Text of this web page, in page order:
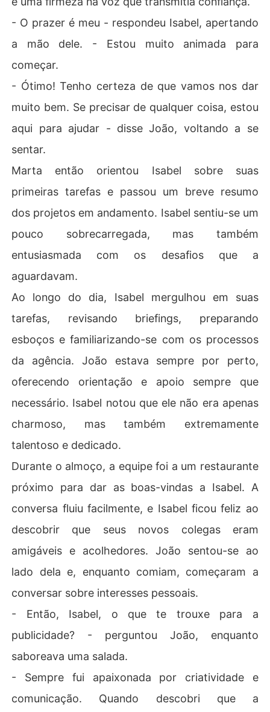
- O prazer é meu - respondeu Isabel, apertando
a mão dele. - Estou muito animada para
começar.
- Ótimo! Tenho certeza de que vamos nos dar
muito bem. Se precisar de qualquer coisa, estou
aqui para ajudar - disse João, voltando a se
sentar.
Marta então orientou Isabel sobre suas
primeiras tarefas e passou um breve resumo
dos projetos em andamento. Isabel sentiu-se um
pouco sobrecarregada, mas também
entusiasmada com os desafios que a
aguardavam.
Ao longo do dia, Isabel mergulhou em suas
tarefas, revisando briefings, preparando
esboços e familiarizando-se com os processos
da agência. João estava sempre por perto,
oferecendo orientação e apoio sempre que
necessário. Isabel notou que ele não era apenas
charmoso, mas também extremamente
talentoso e dedicado.
Durante o almoço, a equipe foi a um restaurante
próximo para dar as boas-vindas a Isabel. A
conversa fluiu facilmente, e Isabel ficou feliz ao
descobrir que seus novos colegas eram
amigáveis e acolhedores. João sentou-se ao
lado dela e, enquanto comiam, começaram a
conversar sobre interesses pessoais.
- Então, Isabel, o que te trouxe para a
publicidade? - perguntou João, enquanto
saboreava uma salada.
- Sempre fui apaixonada por criatividade e
comunicação. Quando descobri que a